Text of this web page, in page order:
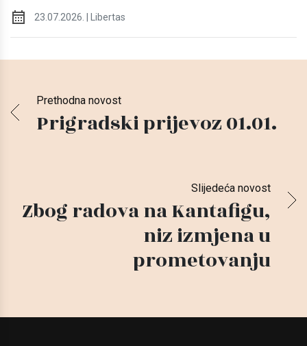
23.07.2026. | Libertas
Prethodna novost
Prigradski prijevoz 01.01.
Slijedeća novost
Zbog radova na Kantafigu,
niz izmjena u
prometovanju